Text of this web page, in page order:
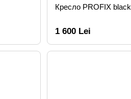
Кресло PROFIX black
1 600 Lei